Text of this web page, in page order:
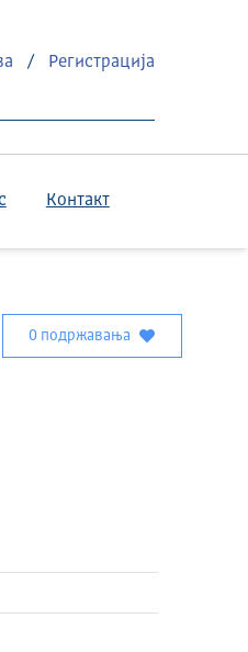
/ Регистрација
Контакт
0 подржавања